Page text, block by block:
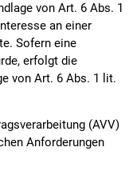
von Art. 6 Abs. 1
an einer
Sofern eine
erfolgt die
von Art. 6 Abs. 1 lit.
(AVV)
Anforderungen